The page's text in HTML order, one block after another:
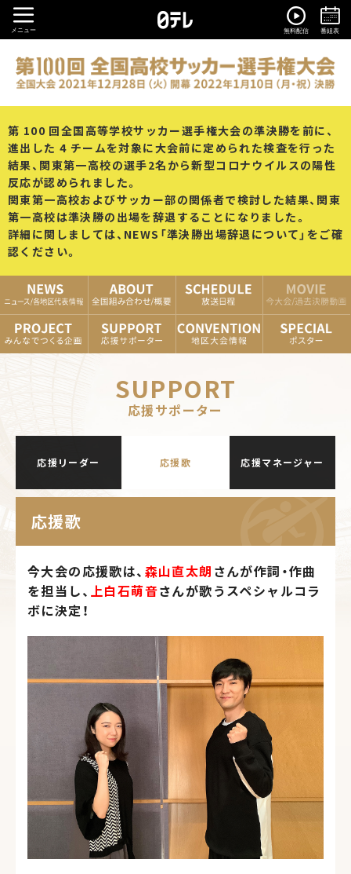
メニュー 無料配信 番組表
第 100 回全国高等学校サッカー選手権大会の準決勝を前に、
進出した 4 チームを対象に大会前に定められた検査を行った
結果、関東第一高校の選手2名から新型コロナウイルスの陽性
反応が認められました。
関東第一高校およびサッカー部の関係者で検討した結果、関東
第一高校は準決勝の出場を辞退することになりました。
詳細に関しましては、NEWS「準決勝出場辞退について」をご確
認ください。
SUPPORT
応援サポーター
応援リーダー 応援歌 応援マネージャー
応援歌
今大会の応援歌は、 森山直太朗 さんが作詞・作曲
を担当し、 上白石萌音さんが歌うスペシャルコラ
ボに決定！